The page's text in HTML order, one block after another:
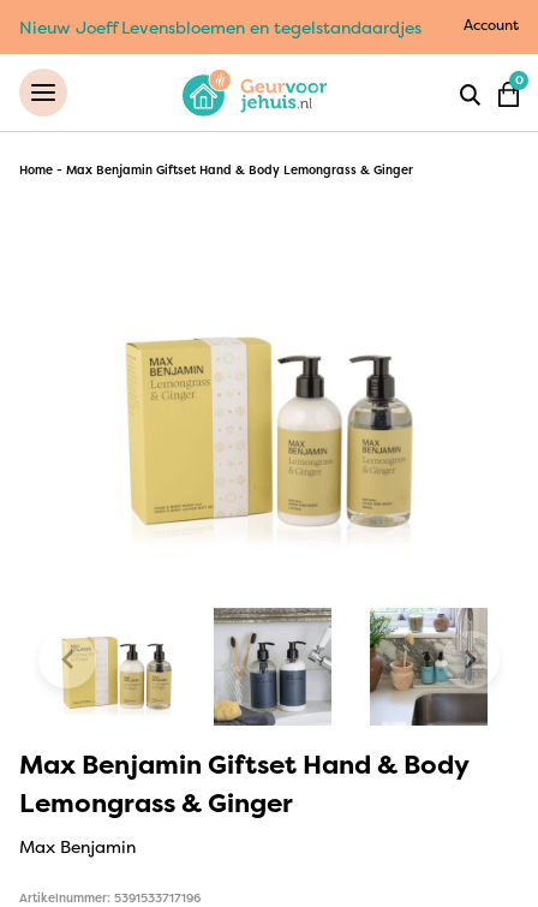
Nieuw Joeff Levensbloemen en tegelstandaardjes Account
0
Home - Max Benjamin Giftset Hand & Body Lemongrass & Ginger
Max Benjamin Giftset Hand & Body
Lemongrass & Ginger
Max Benjamin
Artikelnummer: 5391533717196